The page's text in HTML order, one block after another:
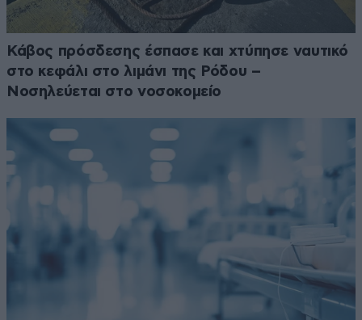
Κάβος πρόσδεσης έσπασε και χτύπησε ναυτικό
στο κεφάλι στο λιμάνι της Ρόδου –
Νοσηλεύεται στο νοσοκομείο